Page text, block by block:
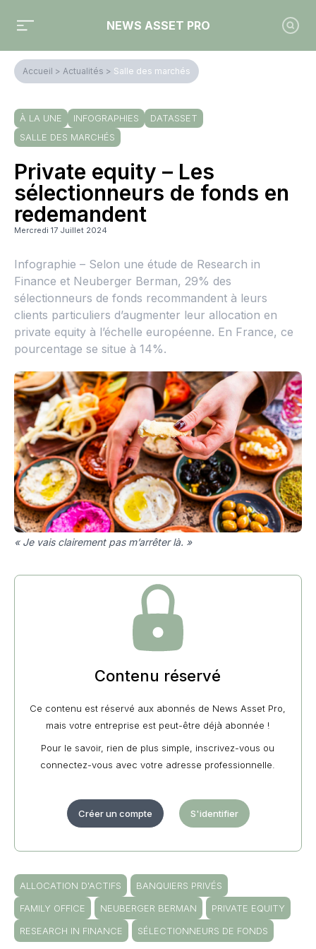
NEWS ASSET PRO
Accueil > Actualités > Salle des marchés
À LA UNE INFOGRAPHIES
DATASSET
SALLE DES MARCHÉS
Private equity – Les
sélectionneurs de fonds en
redemandent
Mercredi 17 Juillet 2024
Infographie – Selon une étude de Research in
Finance et Neuberger Berman, 29% des
sélectionneurs de fonds recommandent à leurs
clients particuliers d’augmenter leur allocation en
private equity à l’échelle européenne. En France, ce
pourcentage se situe à 14%.
« Je vais clairement pas m’arrêter là. »
Contenu réservé
Ce contenu est réservé aux abonnés de News Asset Pro,
mais votre entreprise est peut-être déjà abonnée !
Pour le savoir, rien de plus simple, inscrivez-vous ou
connectez-vous avec votre adresse professionnelle.
Créer un compte S'identifier
ALLOCATION D'ACTIFS
BANQUIERS PRIVÉS
FAMILY OFFICE
NEUBERGER BERMAN
PRIVATE EQUITY
RESEARCH IN FINANCE
SÉLECTIONNEURS DE FONDS